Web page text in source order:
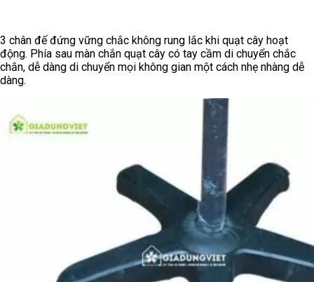
3 chân đế đứng vững chắc không rung lắc khi quạt cây hoạt
động. Phía sau màn chắn quạt cây có tay cầm di chuyển chắc
chắn, dễ dàng di chuyển mọi không gian một cách nhẹ nhàng dễ
dàng.